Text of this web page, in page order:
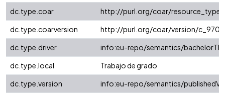
dc.type.coar
http://purl.org/coar/resource_type/
dc.type.coarversion
http://purl.org/coar/version/
dc.type.driver
info:eu-repo/semantics/
dc.type.local
Trabajo de grado
dc.type.version
info:eu-repo/semantics/